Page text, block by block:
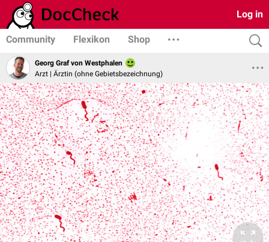
Log in
Community Flexikon Shop
Georg Graf von Westphalen
Arzt | Ärztin (ohne Gebietsbezeichnung)